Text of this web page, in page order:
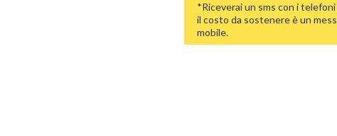
*Riceverai un sms con i
il costo da sostenere è un
mobile.